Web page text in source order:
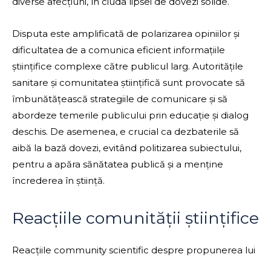
Disputa este amplificată de polarizarea opiniilor și
dificultatea de a comunica eficient informațiile
științifice complexe către publicul larg. Autoritățile
sanitare și comunitatea științifică sunt provocate să
îmbunătățească strategiile de comunicare și să
abordeze temerile publicului prin educație și dialog
deschis. De asemenea, e crucial ca dezbaterile să
aibă la bază dovezi, evitând politizarea subiectului,
pentru a apăra sănătatea publică și a menține
încrederea în știință.
Reacțiile comunității științifice
Reacțiile community scientific despre propunerea lui